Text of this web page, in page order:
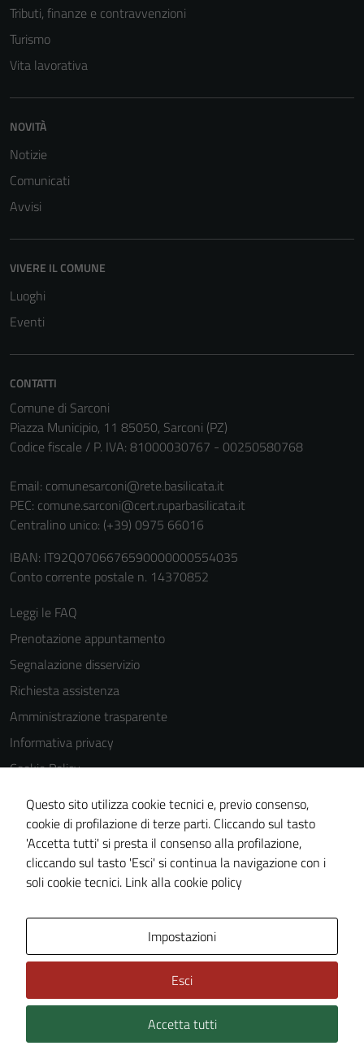
Tributi, finanze e contravvenzioni
Turismo
Vita lavorativa
NOVITÀ
Notizie
Comunicati
Avvisi
VIVERE IL COMUNE
Luoghi
Eventi
CONTATTI
Comune di Sarconi
Piazza Municipio, 11 85050, Sarconi (PZ)
Codice fiscale / P. IVA: 81000030767 - 00250580768
Email: comunesarconi@rete.basilicata.it
PEC: comune.sarconi@cert.ruparbasilicata.it
Centralino unico: (+39) 0975 66016
IBAN: IT92Q0706676590000000554035
Conto corrente postale n. 14370852
Leggi le FAQ
Prenotazione appuntamento
Segnalazione disservizio
Richiesta assistenza
Amministrazione trasparente
Informativa privacy
Cookie Policy
Note legali
Dichiarazione di accessibilità
Piano di miglioramento del sito
Statistiche sito web
Technical Design s.r.l.
Questo sito utilizza cookie tecnici e, previo consenso,
cookie di profilazione di terze parti. Cliccando sul tasto
'Accetta tutti' si presta il consenso alla profilazione,
cliccando sul tasto 'Esci' si continua la navigazione con i
soli cookie tecnici. Link alla cookie policy
Impostazioni
Esci
Accetta tutti